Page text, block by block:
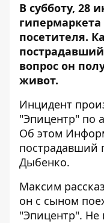
В субботу, 28
посетителя.
вопрос он
живот.
Инцидент
"Эпицентр" по
Об этом
пострадавший
Дыбенко.
Максим
он с сыном
"Эпицентр".